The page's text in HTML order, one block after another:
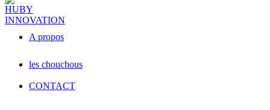
A propos
CONTACT
les chouchous